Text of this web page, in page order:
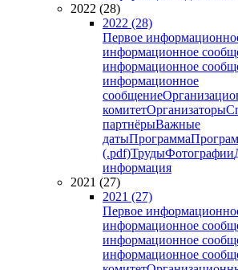
2022 (28)
2022 (28)
Первое
информационное
информационное
информационное
сообщение
комитетОрганизаторы
партнёрыВажные
датыПрограмма
(.pdf)ТрудыФотографии
информация
2021 (27)
2021 (27)
Первое
информационное
информационное
информационное